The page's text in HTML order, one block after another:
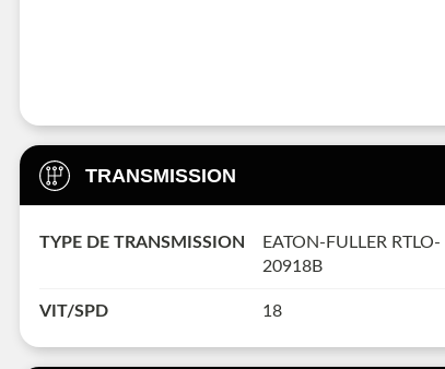
TRANSMISSION
TYPE DE TRANSMISSION
EATON-FULLER RTLO-
20918B
VIT/SPD 18